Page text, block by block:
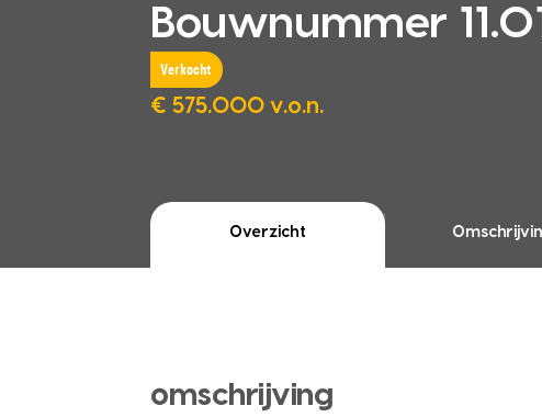
Bouwnummer
Verkocht
€ 575.000 v.o.n.
Overzicht
omschrijving